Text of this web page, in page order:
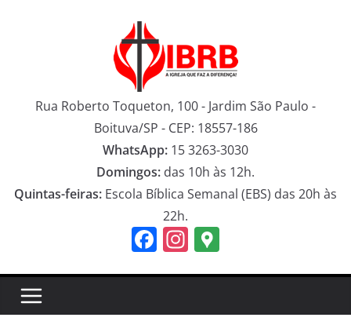
Rua Roberto Toqueton, 100 - Jardim São Paulo -
Boituva/SP - CEP: 18557-186
WhatsApp: 15 3263-3030
Domingos: das 10h às 12h.
Quintas-feiras: Escola Bíblica Semanal (EBS) das 20h às
22h.
F
e
In
gr gl